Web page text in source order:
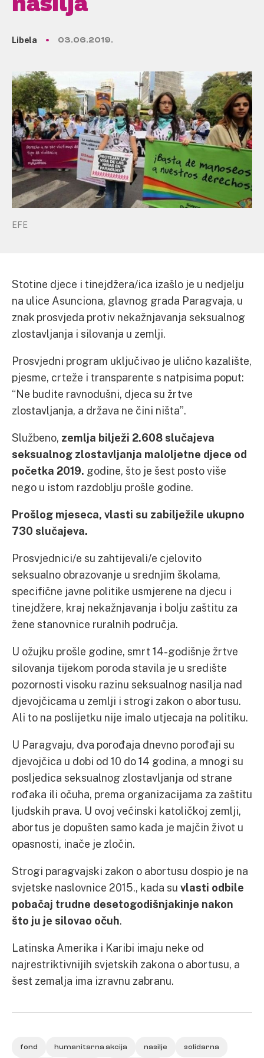
Libela 03.06.2019.
EFE
Stotine djece i tinejdžera/ica izašlo je u nedjelju
na ulice Asunciona, glavnog grada Paragvaja, u
znak prosvjeda protiv nekažnjavanja seksualnog
zlostavljanja i silovanja u zemlji.
Prosvjedni program uključivao je ulično kazalište,
pjesme, crteže i transparente s natpisima poput:
“Ne budite ravnodušni, djeca su žrtve
zlostavljanja, a država ne čini ništa”.
Službeno, zemlja bilježi 2.608 slučajeva
seksualnog zlostavljanja maloljetne djece od
početka 2019. godine, što je šest posto više
nego u istom razdoblju prošle godine.
Prošlog mjeseca, vlasti su zabilježile ukupno
730 slučajeva.
Prosvjednici/e su zahtijevali/e cjelovito
seksualno obrazovanje u srednjim školama,
specifične javne politike usmjerene na djecu i
tinejdžere, kraj nekažnjavanja i bolju zaštitu za
žene stanovnice ruralnih područja.
U ožujku prošle godine, smrt 14-godišnje žrtve
silovanja tijekom poroda stavila je u središte
pozornosti visoku razinu seksualnog nasilja nad
djevojčicama u zemlji i strogi zakon o abortusu.
Ali to na poslijetku nije imalo utjecaja na politiku.
U Paragvaju, dva porođaja dnevno porođaji su
djevojčica u dobi od 10 do 14 godina, a mnogi su
posljedica seksualnog zlostavljanja od strane
rođaka ili očuha, prema organizacijama za zaštitu
ljudskih prava. U ovoj većinski katoličkoj zemlji,
abortus je dopušten samo kada je majčin život u
opasnosti, inače je zločin.
Strogi paragvajski zakon o abortusu dospio je na
svjetske naslovnice 2015., kada su vlasti odbile
pobačaj trudne desetogodišnjakinje nakon
što ju je silovao očuh.
Latinska Amerika i Karibi imaju neke od
najrestriktivnijih svjetskih zakona o abortusu, a
šest zemalja ima izravnu zabranu.
fond humanitarna akcija nasilje solidarna